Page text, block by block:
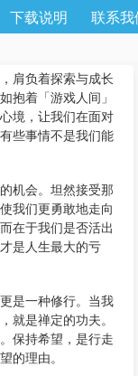
下载说明 联系我
肩负着探索与成长
抱着「游戏人间」
境，让我们在面对
些事情不是我们能
机会。坦然接受那
我们更勇敢地走向
在于我们是否活出
是人生最大的亏
是一种修行。当我
就是禅定的功夫。
保持希望，是行走
的理由。